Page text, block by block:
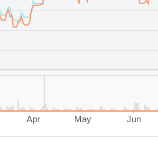
Apr May Jun